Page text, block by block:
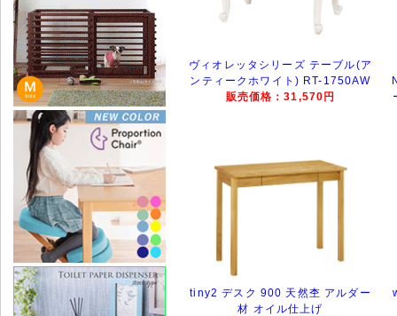
ヴィオレッタシリーズ テーブル(ア
ンティークホワイト) RT-1750AW
販売価格：31,570円
tiny2 デスク 900 天然杢 アルダー
材 オイル仕上げ